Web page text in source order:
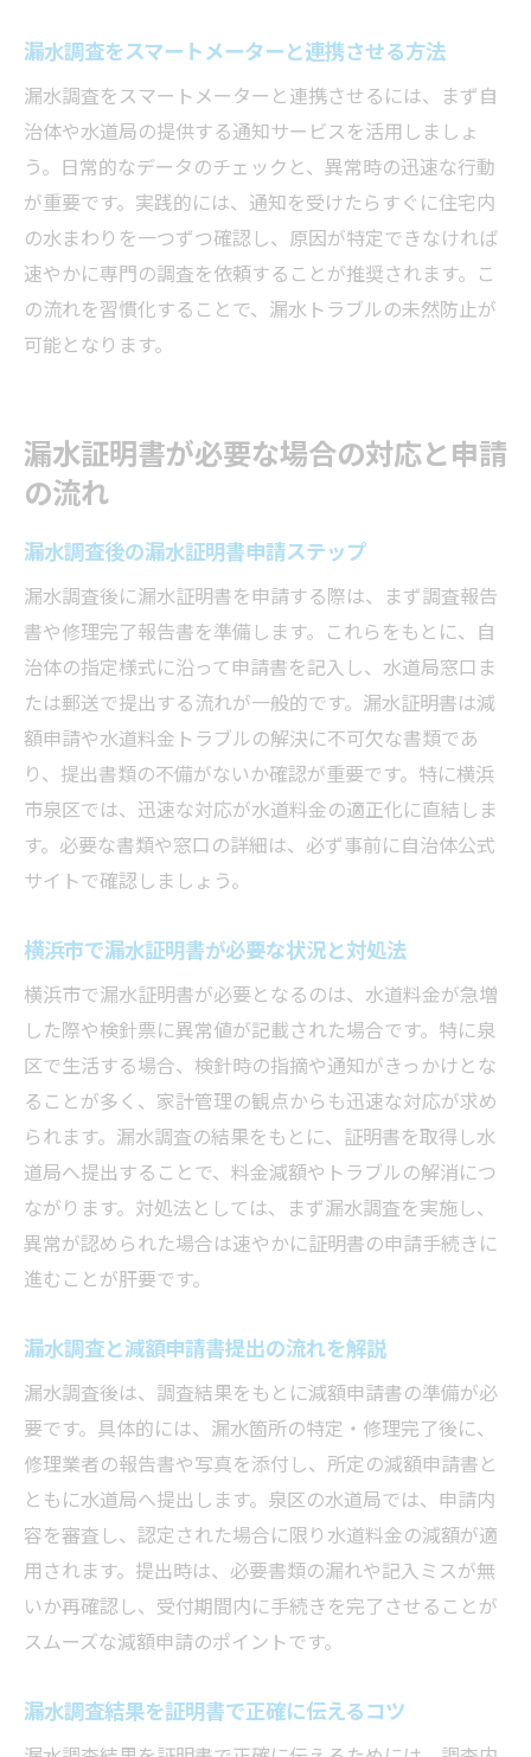
漏水調査をスマートメーターと連携させる方法
漏水調査をスマートメーターと連携させるには、まず自
治体や水道局の提供する通知サービスを活用しましょ
う。日常的なデータのチェックと、異常時の迅速な行動
が重要です。実践的には、通知を受けたらすぐに住宅内
の水まわりを一つずつ確認し、原因が特定できなければ
速やかに専門の調査を依頼することが推奨されます。こ
の流れを習慣化することで、漏水トラブルの未然防止が
可能となります。
漏水証明書が必要な場合の対応と申請
の流れ
漏水調査後の漏水証明書申請ステップ
漏水調査後に漏水証明書を申請する際は、まず調査報告
書や修理完了報告書を準備します。これらをもとに、自
治体の指定様式に沿って申請書を記入し、水道局窓口ま
たは郵送で提出する流れが一般的です。漏水証明書は減
額申請や水道料金トラブルの解決に不可欠な書類であ
り、提出書類の不備がないか確認が重要です。特に横浜
市泉区では、迅速な対応が水道料金の適正化に直結しま
す。必要な書類や窓口の詳細は、必ず事前に自治体公式
サイトで確認しましょう。
横浜市で漏水証明書が必要な状況と対処法
横浜市で漏水証明書が必要となるのは、水道料金が急増
した際や検針票に異常値が記載された場合です。特に泉
区で生活する場合、検針時の指摘や通知がきっかけとな
ることが多く、家計管理の観点からも迅速な対応が求め
られます。漏水調査の結果をもとに、証明書を取得し水
道局へ提出することで、料金減額やトラブルの解消につ
ながります。対処法としては、まず漏水調査を実施し、
異常が認められた場合は速やかに証明書の申請手続きに
進むことが肝要です。
漏水調査と減額申請書提出の流れを解説
漏水調査後は、調査結果をもとに減額申請書の準備が必
要です。具体的には、漏水箇所の特定・修理完了後に、
修理業者の報告書や写真を添付し、所定の減額申請書と
ともに水道局へ提出します。泉区の水道局では、申請内
容を審査し、認定された場合に限り水道料金の減額が適
用されます。提出時は、必要書類の漏れや記入ミスが無
いか再確認し、受付期間内に手続きを完了させることが
スムーズな減額申請のポイントです。
漏水調査結果を証明書で正確に伝えるコツ